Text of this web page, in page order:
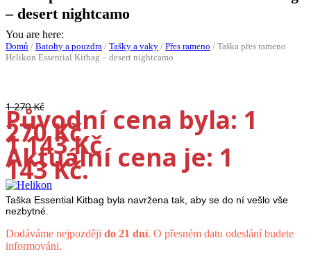
– desert nightcamo
You are here:
Domů / Batohy a pouzdra / Tašky a vaky / Přes rameno / Taška přes rameno
Helikon Essential Kitbag – desert nightcamo
1 270Kč
Původní cena byla: 1
270 Kč.
1 143Kč
Aktuální cena je: 1
143 Kč.
Taška Essential Kitbag byla navržena tak, aby se do ní vešlo vše
nezbytné.
Dodáváme nejpozději do 21 dní. O přesném datu odeslání budete
informováni.